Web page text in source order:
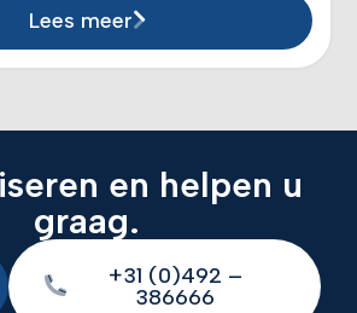
Lees meer
en helpen u
graag.
+31 (0)492 –
386666